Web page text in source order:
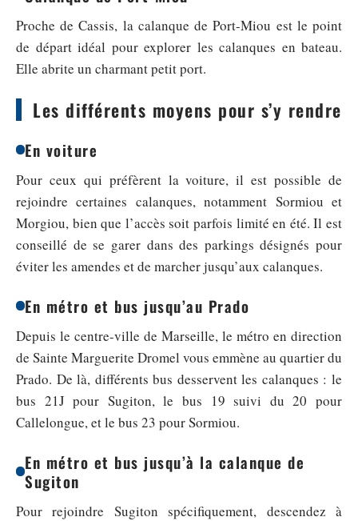
Proche de Cassis, la calanque de Port-Miou est le point
de départ idéal pour explorer les calanques en bateau.
Elle abrite un charmant petit port.
Les différents moyens pour s’y rendre
En voiture
Pour ceux qui préfèrent la voiture, il est possible de
rejoindre certaines calanques, notamment Sormiou et
Morgiou, bien que l’accès soit parfois limité en été. Il est
conseillé de se garer dans des parkings désignés pour
éviter les amendes et de marcher jusqu’aux calanques.
En métro et bus jusqu’au Prado
Depuis le centre-ville de Marseille, le métro en direction
de Sainte Marguerite Dromel vous emmène au quartier du
Prado. De là, différents bus desservent les calanques : le
bus 21J pour Sugiton, le bus 19 suivi du 20 pour
Callelongue, et le bus 23 pour Sormiou.
En métro et bus jusqu’à la calanque de
Sugiton
Pour rejoindre Sugiton spécifiquement, descendez à